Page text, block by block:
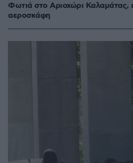
Φωτιά στο Αριοχώρι Καλαμάτας,
αεροσκάφη